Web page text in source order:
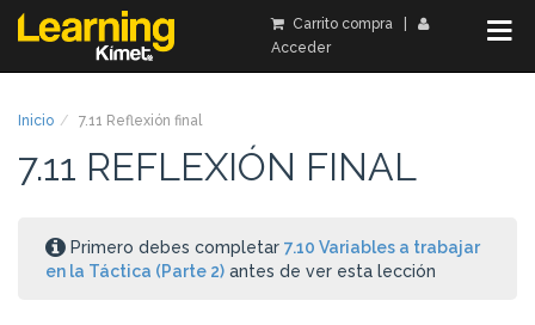
Carrito compra|
Acceder
Inicio 7.11 Reflexión final
7.11 REFLEXIÓN FINAL
Primero debes completar7.10 Variables a trabajar
en la Táctica (Parte 2)antes de ver esta lección